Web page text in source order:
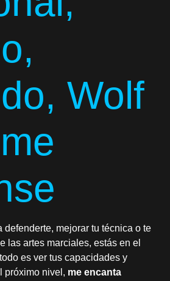
Wolf
defenderte, mejorar tu técnica o te
las artes marciales, estás en el
es ver tus capacidades y
próximo nivel, me encanta